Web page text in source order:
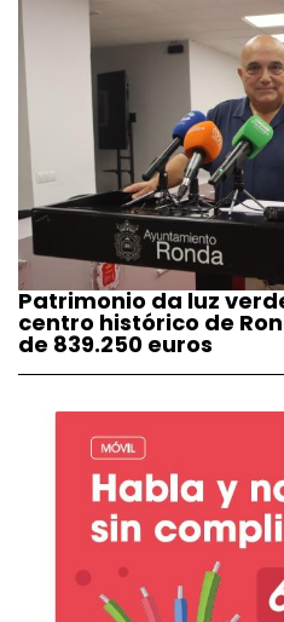
Patrimonio da luz
centro histórico de
de 839.250 euros